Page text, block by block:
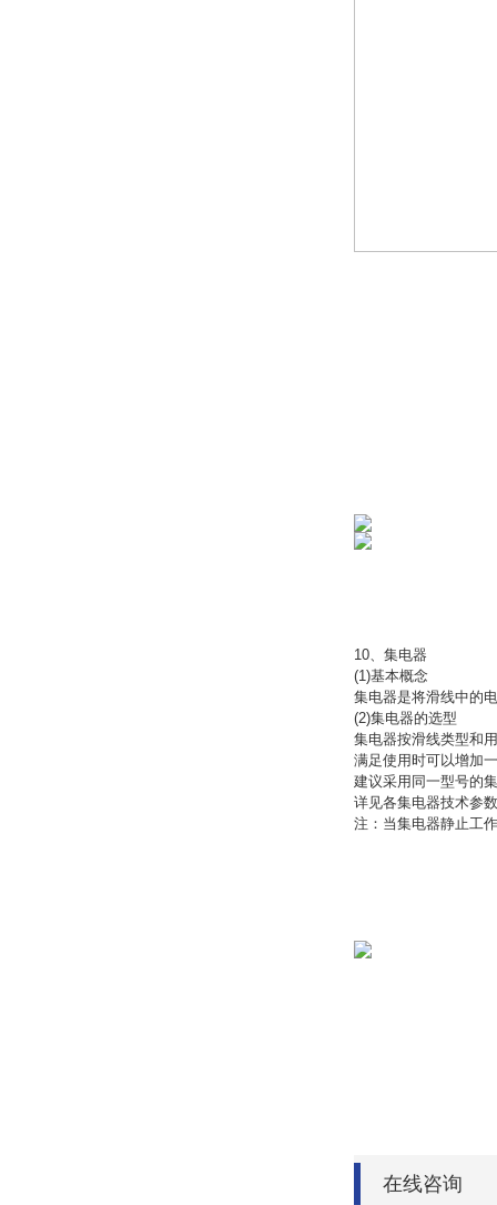
10、集电器
(1)基本概念
集电器是将滑线中的
(2)集电器的选型
集电器按滑线类型和
满足使用时可以增加
建议采用同一型号的
详见各集电器技术参
注：当集电器静止工
在线咨询